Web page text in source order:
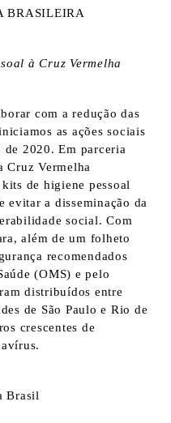
BRASILEIRA
à Cruz Vermelha
com a redução das
as ações sociais
de 2020. Em parceria
Cruz Vermelha
de higiene pessoal
evitar a disseminação da
social. Com
além de um folheto
recomendados
(OMS) e pelo
distribuídos entre
de São Paulo e Rio de
crescentes de
Brasil